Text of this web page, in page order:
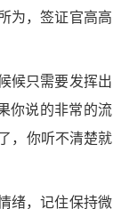
为，签证官高高
候只需要发挥出
你说的非常的流
，你听不清楚就
绪，记住保持微